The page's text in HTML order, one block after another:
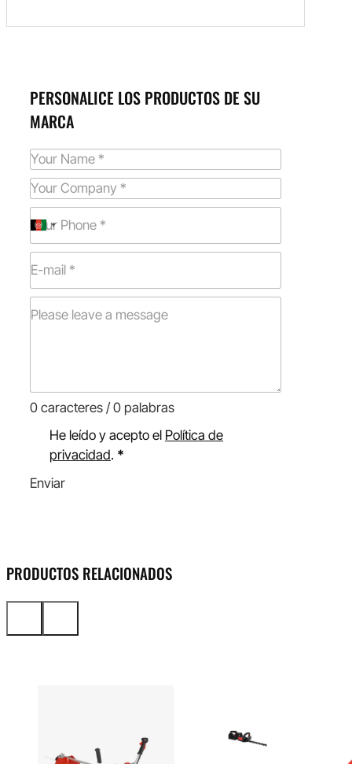
PERSONALICE LOS PRODUCTOS DE SU
MARCA
0 caracteres / 0 palabras
He leído y acepto el Política de
privacidad. *
Enviar
PRODUCTOS RELACIONADOS